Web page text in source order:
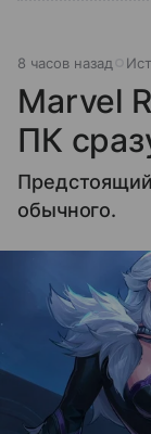
8 часов назад
Marvel
ПК
обычного.